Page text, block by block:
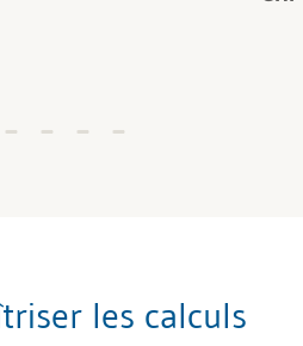
les calculs